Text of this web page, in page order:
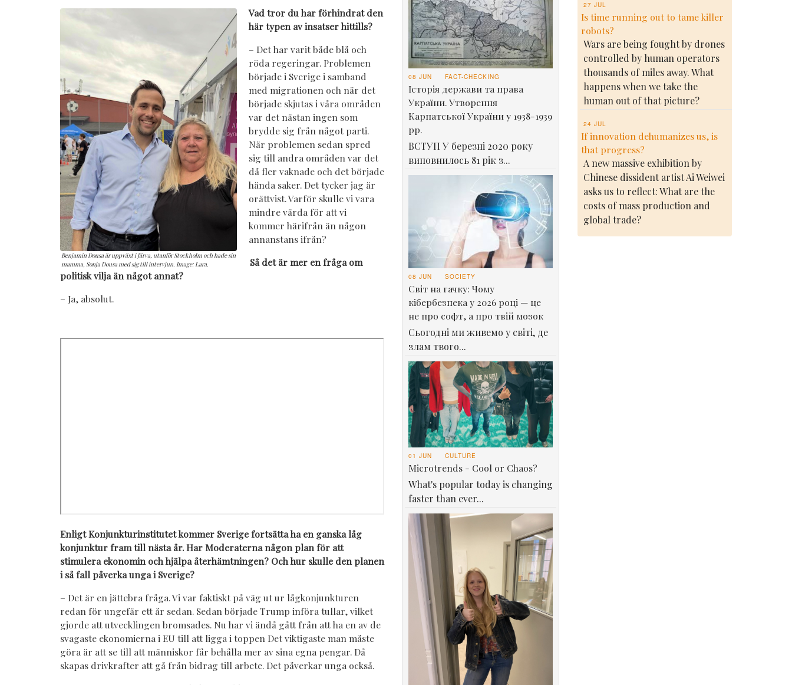
Benjamin Dousa är uppväxt i Järva, utanför Stockholm och hade sin
mamma, Sonja Dousa med sig till intervjun. Image: Lara.
Vad tror du har förhindrat den
här typen av insatser hittills?
– Det har varit både blå och
röda regeringar. Problemen
började i Sverige i samband
med migrationen och när det
började skjutas i våra områden
var det nästan ingen som
brydde sig från något parti.
När problemen sedan spred
sig till andra områden var det
då fler vaknade och det började
hända saker. Det tycker jag är
orättvist. Varför skulle vi vara
mindre värda för att vi
kommer härifrån än någon
annanstans ifrån?
Så det är mer en fråga om
politisk vilja än något annat?
– Ja, absolut.
Enligt Konjunkturinstitutet kommer Sverige fortsätta ha en ganska låg
konjunktur fram till nästa år. Har Moderaterna någon plan för att
stimulera ekonomin och hjälpa återhämtningen? Och hur skulle den planen
i så fall påverka unga i Sverige?
– Det är en jättebra fråga. Vi var faktiskt på väg ut ur lågkonjunkturen
redan för ungefär ett år sedan. Sedan började Trump införa tullar, vilket
gjorde att utvecklingen bromsades. Nu har vi ändå gått från att ha en av de
svagaste ekonomierna i EU till att ligga i toppen Det viktigaste man måste
göra är att se till att människor får behålla mer av sina egna pengar. Då
skapas drivkrafter att gå från bidrag till arbete. Det påverkar unga också.
08 JUN FACT-CHECKING
Історія держави та права
України. Утворення
Карпатської України у 1938-1939
рр.
ВСТУП У березні 2020 року
виповнилось 81 рік з...
08 JUN SOCIETY
Світ на гачку: Чому
кібербезпека у 2026 році — це
не про софт, а про твій мозок
Сьогодні ми живемо у світі, де
злам твого...
01 JUN CULTURE
Microtrends - Cool or Chaos?
What's popular today is changing
faster than ever...
27 JUL
Is time running out to tame killer
robots?
Wars are being fought by drones
controlled by human operators
thousands of miles away. What
happens when we take the
human out of that picture?
24 JUL
If innovation dehumanizes us, is
that progress?
A new massive exhibition by
Chinese dissident artist Ai Weiwei
asks us to reflect: What are the
costs of mass production and
global trade?